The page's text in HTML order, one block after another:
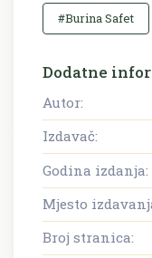
#Burina Safet
Dodatne
Autor:
Izdavač:
Godina izdanja:
Mjesto
Broj stranica: